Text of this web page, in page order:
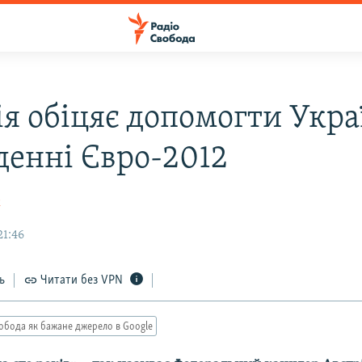
обіцяє допомогти
Євро-2012
Читати без VPN
як бажане джерело в Google